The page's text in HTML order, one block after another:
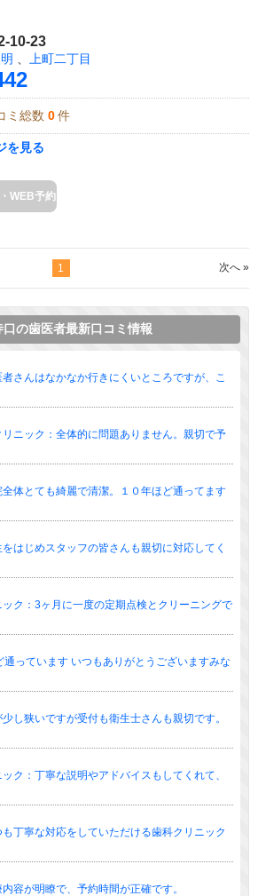
10-23
上町二丁目
ミ総数 0 件
を見る
WEB予約
1 次へ »
口の歯医者最新口コミ情報
さんはなかなか行きにくいところですが、こ
ニック：全体的に問題ありません。親切で予
体とても綺麗で清潔。１０年ほど通ってます
はじめスタッフの皆さんも親切に対応してく
ク：3ヶ月に一度の定期点検とクリーニングで
っています いつもありがとうございますみな
し狭いですが受付も衛生士さんも親切です。
ク：丁寧な説明やアドバイスもしてくれて、
丁寧な対応をしていただける歯科クリニック
容が明瞭で、予約時間が正確です。